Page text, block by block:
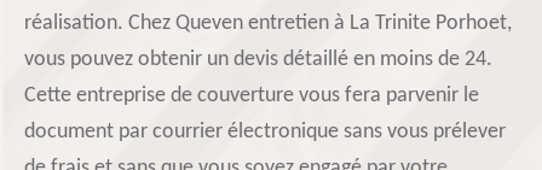
réalisation. Chez Queven entretien à La Trinite Porhoet,
vous pouvez obtenir un devis détaillé en moins de 24.
Cette entreprise de couverture vous fera parvenir le
document par courrier électronique sans vous prélever